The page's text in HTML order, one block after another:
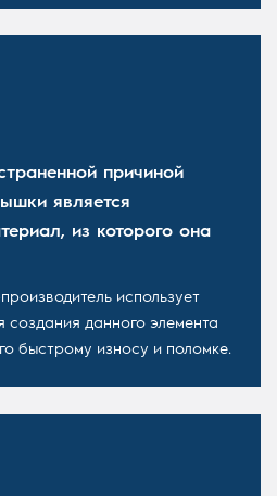
причиной
является
из которого она
использует
данного элемента
быстрому износу и поломке.